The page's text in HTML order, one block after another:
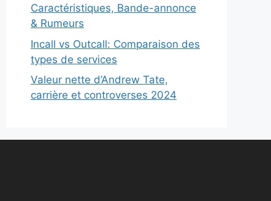
Caractéristiques, Bande-annonce
& Rumeurs
Incall vs Outcall: Comparaison des
types de services
Valeur nette d’Andrew Tate,
carrière et controverses 2024